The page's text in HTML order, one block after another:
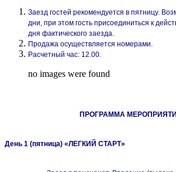
Заезд гостей рекомендуется в пятницу.
дни, при этом гость присоединиться к
дня фактического заезда.
Продажа осуществляется номерами.
Расчетный час: 12.00.
no images were found
ПРОГРАММА
День 1 (пятница) «ЛЕГКИЙ СТАРТ»